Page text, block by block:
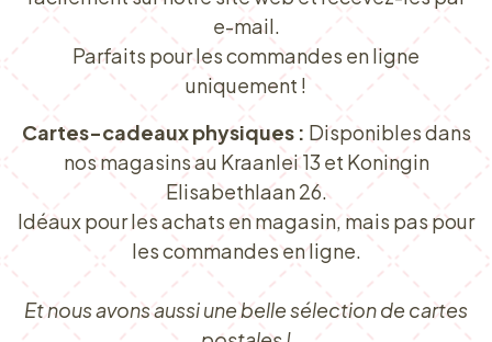
e-mail.
Parfaits pour les commandes en ligne
uniquement !
Cartes-cadeaux physiques : Disponibles dans
nos magasins au Kraanlei 13 et Koningin
Elisabethlaan 26.
Idéaux pour les achats en magasin, mais pas pour
les commandes en ligne.
Et nous avons aussi une belle sélection de cartes